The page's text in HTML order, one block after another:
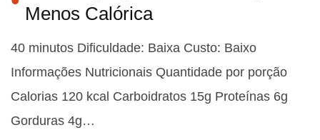
Menos Calórica
40 minutos Dificuldade: Baixa Custo: Baixo
Informações Nutricionais Quantidade por porção
Calorias 120 kcal Carboidratos 15g Proteínas 6g
Gorduras 4g…